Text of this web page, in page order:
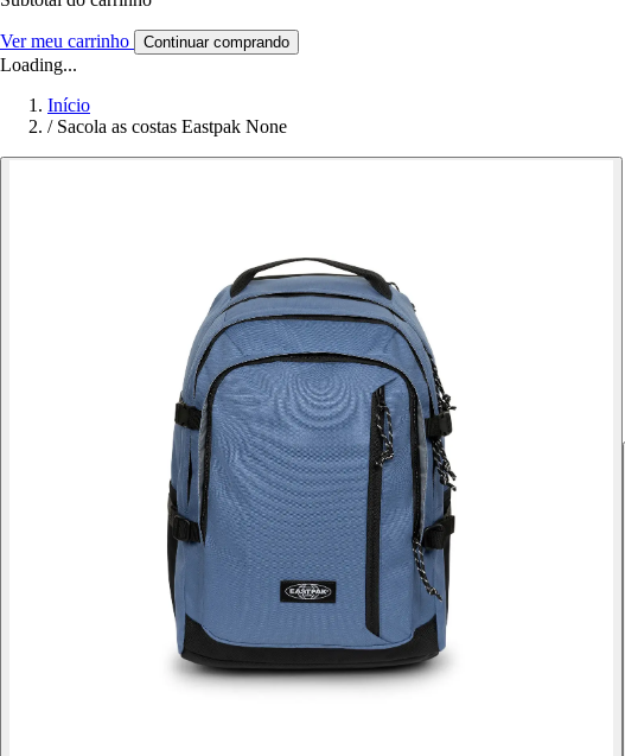
Ver meu carrinho Continuar comprando
Loading...
Início
/ Sacola as costas Eastpak None